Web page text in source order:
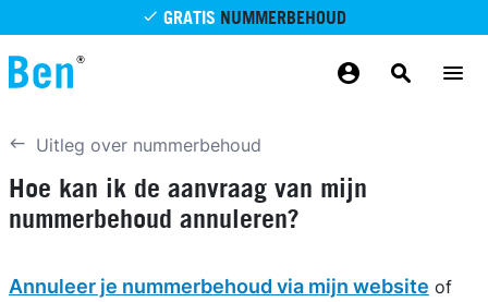
Overslaan en naar de inhoud gaan
GRATIS NUMMERBEHOUD
Uitleg over nummerbehoud
Hoe kan ik de aanvraag van mijn
nummerbehoud annuleren?
Annuleer je nummerbehoud via mijn website of